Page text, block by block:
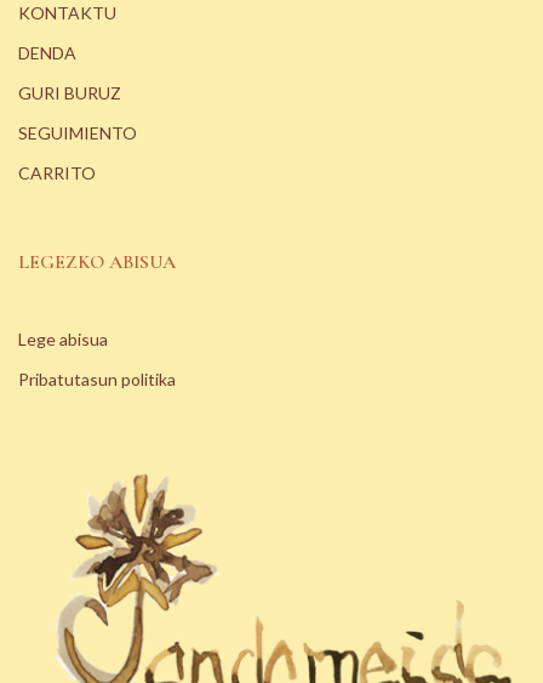
KONTAKTU
DENDA
GURI BURUZ
SEGUIMIENTO
CARRITO
LEGEZKO ABISUA
Lege abisua
Pribatutasun politika